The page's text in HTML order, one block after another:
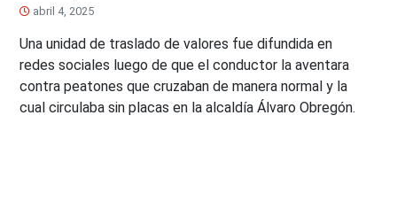
abril 4, 2025
Una unidad de traslado de valores fue difundida en
redes sociales luego de que el conductor la aventara
contra peatones que cruzaban de manera normal y la
cual circulaba sin placas en la alcaldía Álvaro Obregón.